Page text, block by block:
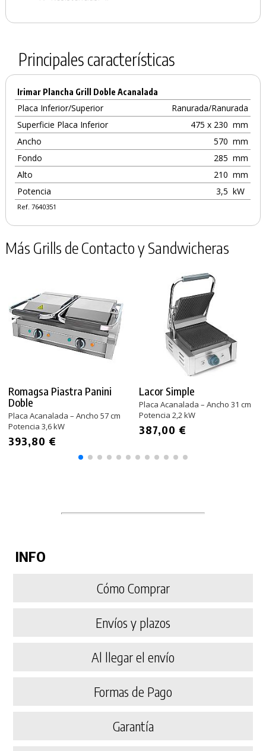
Principales características
Irimar Plancha Grill Doble Acanalada
Placa Inferior/Superior
Ranurada/Ranurada
Superficie Placa Inferior
475 x 230 mm
Ancho
570 mm
Fondo
285 mm
Alto
210 mm
Potencia
3,5 kW
Ref. 7640351
Más Grills de Contacto y Sandwicheras
Romagsa Piastra Panini
Doble
Placa Acanalada – Ancho 57 cm
Potencia 3,6 kW
393,80 €
Lacor Simple
Placa Acanalada – Ancho 31 cm
Potencia 2,2 kW
387,00 €
INFO
Cómo Comprar
Envíos y plazos
Al llegar el envío
Formas de Pago
Garantía